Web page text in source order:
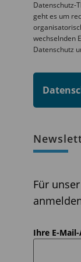
Datenschutz-
geht es um
wechselnden
Datenschutz
Für
Ihre E-